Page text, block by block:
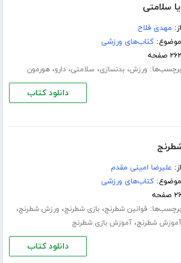
سلامتی
از: مهدی فلاح
موضوع:کتاب‌های ورزشی
۲۶۲ صفحه
برچسب‌ها: ورزش،بدنسازی، سلامتی،دارو،هورمون
دانلود کتاب
از: علیرضا امینی مقدم
موضوع:کتاب‌های ورزشی
۲۶ صفحه
برچسب‌ها: قوانین شطرنج،بازی شطرنج، ورزش شطرنج،
آموزش شطرنج،آموزش بازی شطرنج
دانلود کتاب